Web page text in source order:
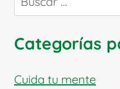
LA
EN
TIEMPOS
Categorías
Cuida tu mente